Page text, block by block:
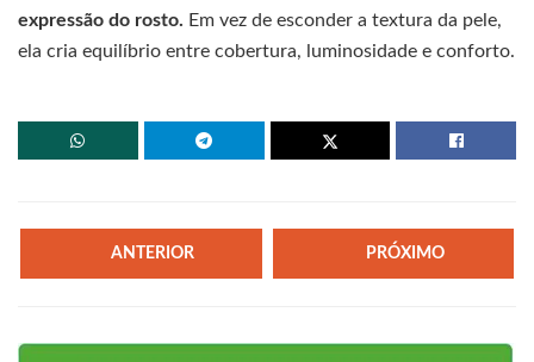
expressão do rosto. Em vez de esconder a textura da pele,
ela cria equilíbrio entre cobertura, luminosidade e conforto.
ANTERIOR PRÓXIMO